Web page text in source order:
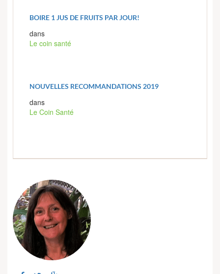
BOIRE 1 JUS DE FRUITS PAR JOUR!
dans
Le coin santé
NOUVELLES RECOMMANDATIONS 2019
dans
Le Coin Santé